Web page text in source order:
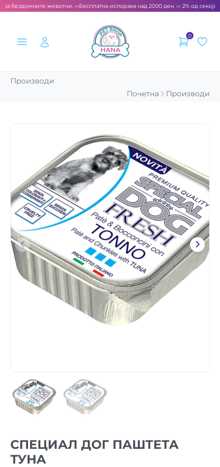
бездомните животни. ‹‹‹Бесплатна испорака над 2000 ден. ››› 2% од секоја
0
Производи
Почетна
Производи
СПЕЦИАЛ ДОГ ПАШТЕТА
ТУНА